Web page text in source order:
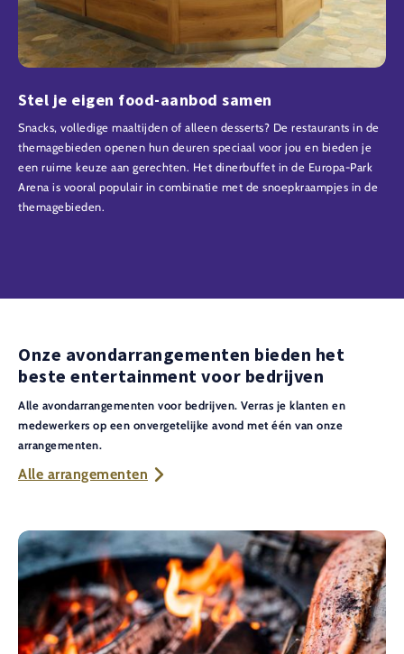
Stel je eigen food-aanbod samen
Snacks, volledige maaltijden of alleen desserts? De restaurants in de
themagebieden openen hun deuren speciaal voor jou en bieden je
een ruime keuze aan gerechten. Het dinerbuffet in de Europa-Park
Arena is vooral populair in combinatie met de snoepkraampjes in de
themagebieden.
Onze avondarrangementen bieden het
beste entertainment voor bedrijven
Alle avondarrangementen voor bedrijven. Verras je klanten en
medewerkers op een onvergetelijke avond met één van onze
arrangementen.
Alle arrangementen